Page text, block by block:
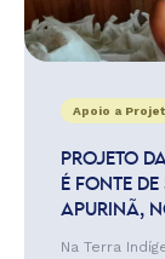
Apoio a
PROJETO
É FONTE
APURINÃ,
Na Terra